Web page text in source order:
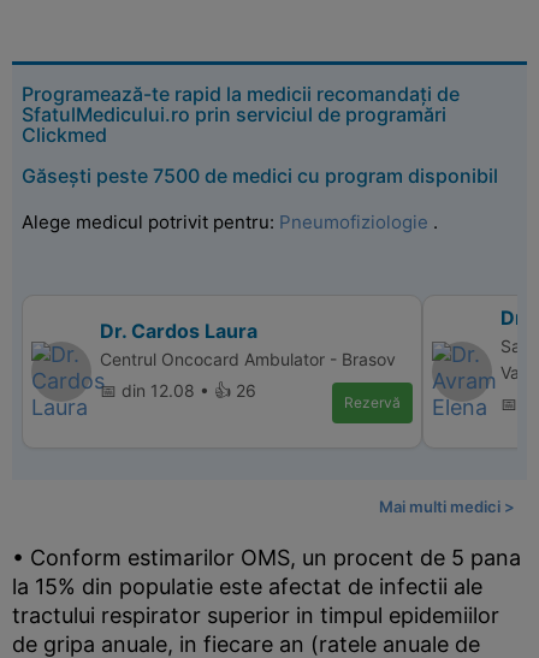
Programează-te rapid la medicii recomandați de
SfatulMedicului.ro prin serviciul de programări
Clickmed
Găsești peste 7500 de medici cu program disponibil
Alege medicul potrivit pentru: Pneumofiziologie .
Dr. Cardos Laura
Centrul Oncocard Ambulator - Brasov
📅 din 12.08 • 👍 26
Rezervă
Dr.
📅
Mai multi medici >
• Conform estimarilor OMS, un procent de 5 pana
la 15% din populatie este afectat de infectii ale
tractului respirator superior in timpul epidemiilor
de gripa anuale, in fiecare an (ratele anuale de